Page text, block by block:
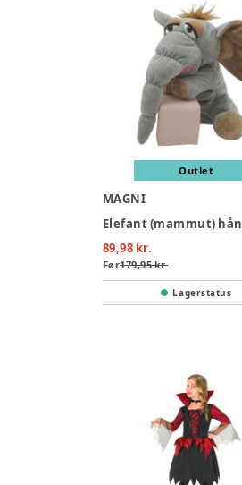
Outlet
MAGNI
89,98 kr.
Før179,95 kr.
Lagerstatus